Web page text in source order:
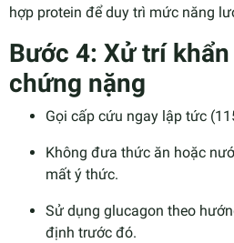
hợp protein để duy trì mức năng
Bước 4: Xử trí
chứng nặng
Gọi cấp cứu ngay lập tức
Không đưa thức ăn hoặc
mất ý thức.
Sử dụng glucagon theo
định trước đó.